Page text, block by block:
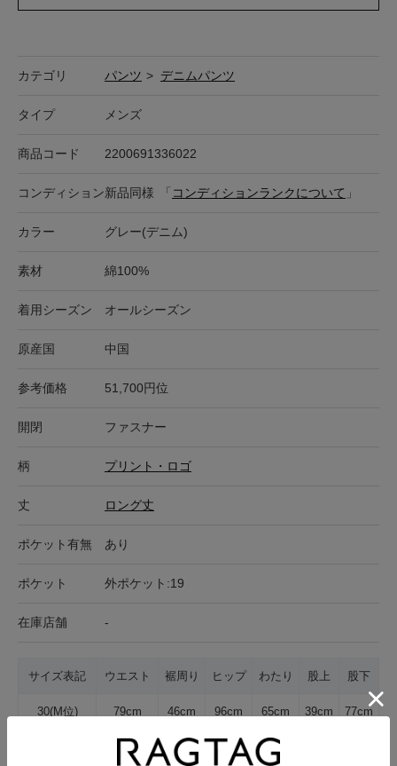
カテゴリ パンツ > デニムパンツ
タイプ メンズ
商品コード 2200691336022
コンディション新品同様 「 コンディションランクについて 」
カラー グレー(デニム)
素材 綿100%
着用シーズン オールシーズン
原産国 中国
参考価格 51,700円位
開閉 ファスナー
柄 プリント・ロゴ
丈 ロング丈
ポケット有無 あり
ポケット 外ポケット:19
在庫店舗 -
サイズ表記 ウエスト 裾周り ヒップ わたり 股上 股下
30(M位) 79cm 46cm 96cm 65cm 39cm 77cm
サイズの測り方について